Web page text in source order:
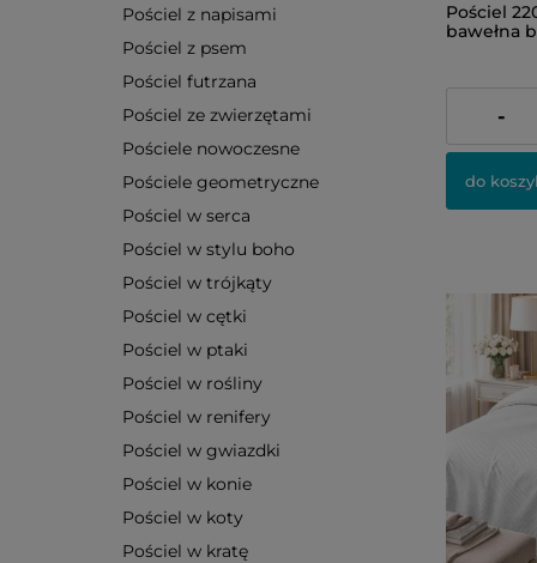
Pościel z napisami
Pościel z psem
Pościel futrzana
Pościel ze zwierzętami
Pościele nowoczesne
Pościele geometryczne
Pościel w serca
Pościel w stylu boho
Pościel w trójkąty
Pościel w cętki
Pościel w ptaki
Pościel w rośliny
Pościel w renifery
Pościel w gwiazdki
Pościel w konie
Pościel w koty
Pościel w kratę
Pościel
bawełna
229,00 zł
-
do